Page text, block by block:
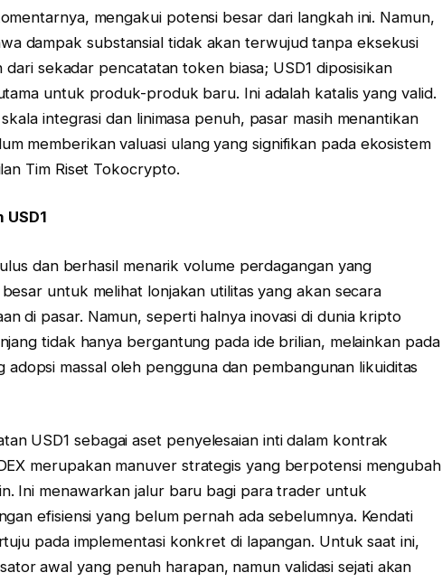
mengakui potensi besar dari langkah ini. Namun,
dampak substansial tidak akan terwujud tanpa eksekusi
sekadar pencatatan token biasa; USD1 diposisikan
untuk produk-produk baru. Ini adalah katalis yang valid.
integrasi dan linimasa penuh, pasar masih menantikan
memberikan valuasi ulang yang signifikan pada ekosistem
Tim Riset Tokocrypto.
dan berhasil menarik volume perdagangan yang
untuk melihat lonjakan utilitas yang akan secara
di pasar. Namun, seperti halnya inovasi di dunia kripto
tidak hanya bergantung pada ide brilian, melainkan pada
massal oleh pengguna dan pembangunan likuiditas
USD1 sebagai aset penyelesaian inti dalam kontrak
merupakan manuver strategis yang berpotensi mengubah
Ini menawarkan jalur baru bagi para trader untuk
efisiensi yang belum pernah ada sebelumnya. Kendati
pada implementasi konkret di lapangan. Untuk saat ini,
awal yang penuh harapan, namun validasi sejati akan